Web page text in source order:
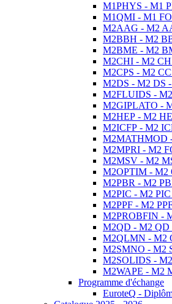
M1PHYS - M1
M1QMI - M1
M2AAG - M2
M2BBH - M2
M2BME - M2
M2CHI - M2
M2CPS - M2
M2DS - M2 DS -
M2FLUIDS - M2
M2GIPLATO -
M2HEP - M2
M2ICFP - M2
M2MATHMOD
M2MPRI - M2
M2MSV - M2
M2OPTIM - M2
M2PBR - M2
M2PIC - M2 PIC
M2PPF - M2
M2PROBFIN -
M2QD - M2 QD
M2QLMN - M2
M2SMNO - M2
M2SOLIDS - M2
M2WAPE - M2
Programme d'échange
EuroteQ -